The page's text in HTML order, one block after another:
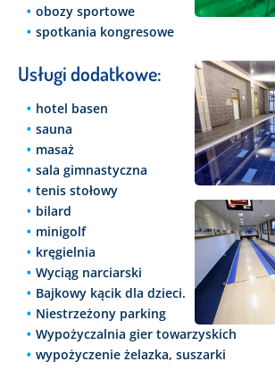
obozy sportowe
spotkania kongresowe
Usługi dodatkowe:
hotel basen
sauna
masaż
sala gimnastyczna
tenis stołowy
bilard
minigolf
kręgielnia
Wyciąg narciarski
Bajkowy kącik dla dzieci.
Niestrzeżony parking
Wypożyczalnia gier towarzyskich
wypożyczenie żelazka, suszarki